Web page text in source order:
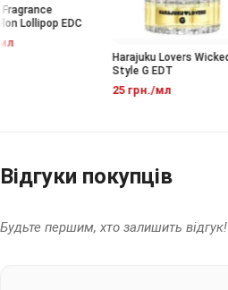
Lollipop EDC
Harajuku Lovers Wicked
Style G EDT
25 грн./мл
Відгуки покупців
Будьте першим, хто залишить відгук!